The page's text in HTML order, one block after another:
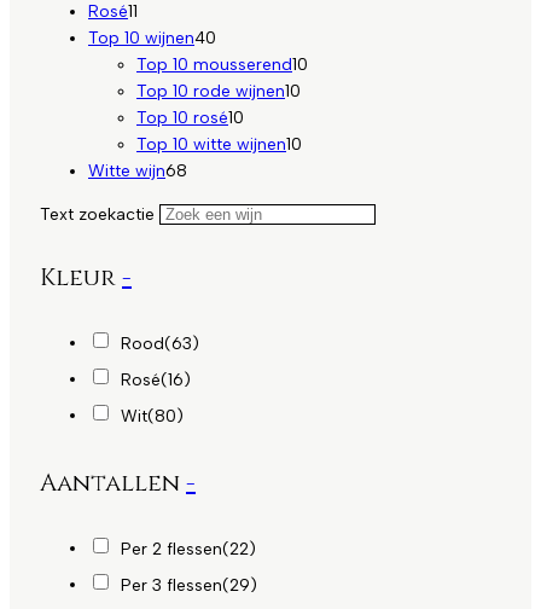
Rosé11
producten
Top 10 wijnen40
producten
Top 10 mousserend10
Top 10 rode wijnen10
Top 10 rosé10
producten
Top 10 witte wijnen10
Witte wijn68
Text zoekactie
Kleur-
Rood(63)
Rosé(16)
Wit(80)
Aantallen-
Per 2 flessen(22)
Per 3 flessen(29)